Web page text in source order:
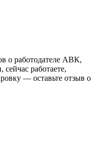
о работодателе АВК,
работаете,
— оставьте отзыв о